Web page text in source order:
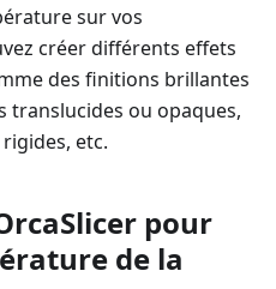
sur vos
créer différents effets
des finitions brillantes
translucides ou opaques,
etc.
pour
de la